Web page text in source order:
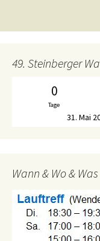
49. Steinberger
0
Tage
31. Mai
Wann & Wo & Was